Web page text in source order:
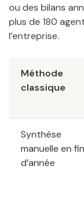
ou des bilans
plus de 180
l’entreprise.
Méthode
classique
Synthèse
manuelle en fin
d’année